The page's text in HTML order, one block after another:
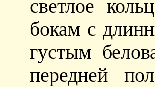
светлое
бокам с
густым
передней